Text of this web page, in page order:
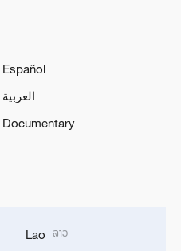
Español
العربية
Documentary
Lao ລາວ